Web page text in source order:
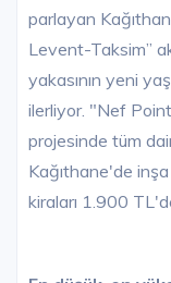
parlayan
Levent-Taksim”
yakasının yeni
ilerliyor. "Nef
projesinde tüm
Kağıthane'de
kiraları 1.900